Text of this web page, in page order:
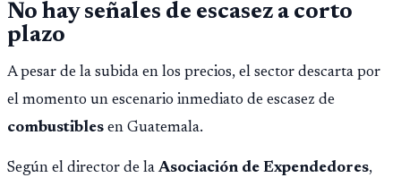
No hay señales de escasez a corto
plazo
A pesar de la subida en los precios, el sector descarta por
el momento un escenario inmediato de escasez de
combustibles en Guatemala.
Según el director de laAsociación de Expendedores,